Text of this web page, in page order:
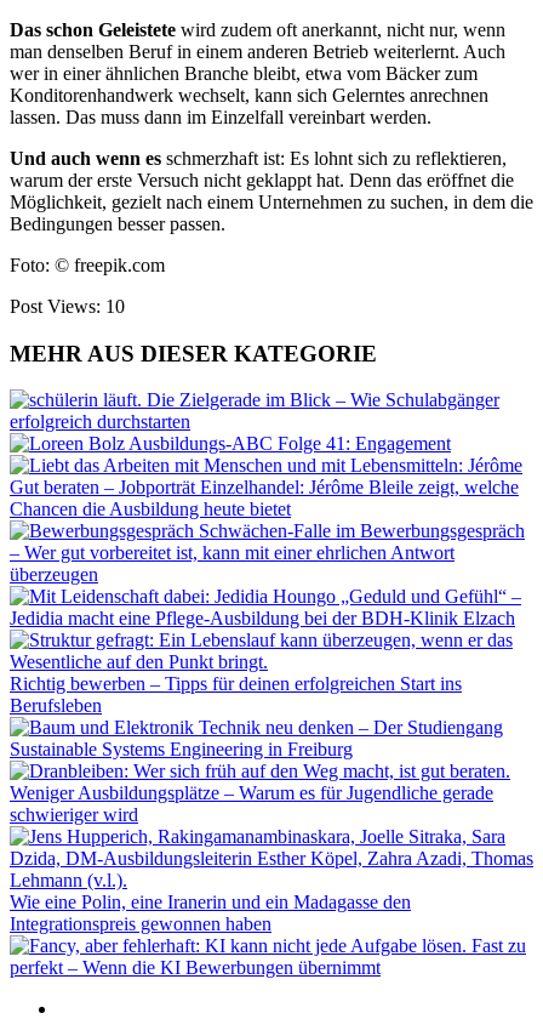
Das schon Geleistete wird zudem oft anerkannt, nicht nur, wenn
man denselben Beruf in einem anderen Betrieb weiterlernt. Auch
wer in einer ähnlichen Branche bleibt, etwa vom Bäcker zum
Konditorenhandwerk wechselt, kann sich Gelerntes anrechnen
lassen. Das muss dann im Einzelfall vereinbart werden.
Und auch wenn es schmerzhaft ist: Es lohnt sich zu reflektieren,
warum der erste Versuch nicht geklappt hat. Denn das eröffnet die
Möglichkeit, gezielt nach einem Unternehmen zu suchen, in dem die
Bedingungen besser passen.
Foto: © freepik.com
Post Views: 10
MEHR AUS DIESER KATEGORIE
Die Zielgerade im Blick – Wie Schulabgänger
erfolgreich durchstarten
Ausbildungs-ABC Folge 41: Engagement
Gut beraten – Jobporträt Einzelhandel: Jérôme Bleile zeigt, welche
Chancen die Ausbildung heute bietet
Schwächen-Falle im Bewerbungsgespräch
– Wer gut vorbereitet ist, kann mit einer ehrlichen Antwort
überzeugen
„Geduld und Gefühl“ –
Jedidia macht eine Pflege-Ausbildung bei der BDH-Klinik Elzach
Richtig bewerben – Tipps für deinen erfolgreichen Start ins
Berufsleben
Technik neu denken – Der Studiengang
Sustainable Systems Engineering in Freiburg
Weniger Ausbildungsplätze – Warum es für Jugendliche gerade
schwieriger wird
Wie eine Polin, eine Iranerin und ein Madagasse den
Integrationspreis gewonnen haben
Fast zu
perfekt – Wenn die KI Bewerbungen übernimmt